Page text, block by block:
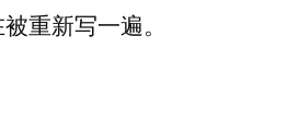
重新写一遍。